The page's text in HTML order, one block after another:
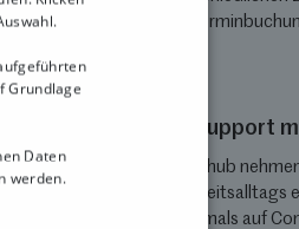
inklusive
Kundensupport
Wir von Tillhub
Deines Arbeitsalltags
bei uns niemals auf
Grundlage
Daten
werden.